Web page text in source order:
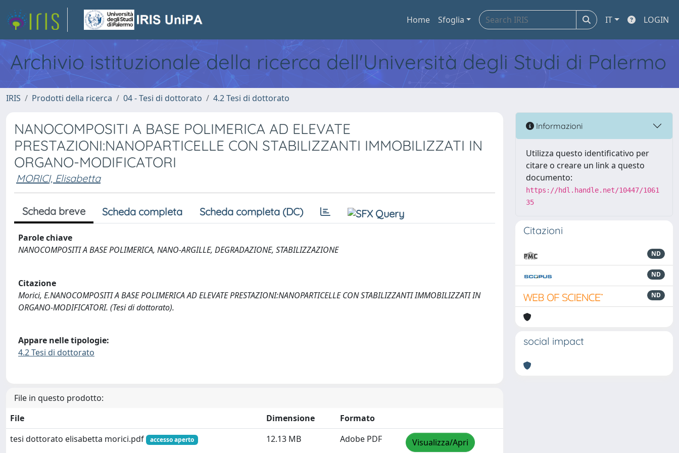
Home Sfoglia IT LOGIN
Archivio istituzionale della ricerca dell'Università degli Studi di Palermo
IRIS Prodotti della ricerca 04 - Tesi di dottorato 4.2 Tesi di dottorato
NANOCOMPOSITI A BASE POLIMERICA AD ELEVATE
PRESTAZIONI:NANOPARTICELLE CON STABILIZZANTI IMMOBILIZZATI IN
ORGANO-MODIFICATORI
MORICI, Elisabetta
Scheda breve Scheda completa Scheda completa (DC)
Parole chiave
NANOCOMPOSITI A BASE POLIMERICA, NANO-ARGILLE, DEGRADAZIONE, STABILIZZAZIONE
Citazione
Morici, E.NANOCOMPOSITI A BASE POLIMERICA AD ELEVATE PRESTAZIONI:NANOPARTICELLE CON STABILIZZANTI IMMOBILIZZATI IN
ORGANO-MODIFICATORI. (Tesi di dottorato).
Appare nelle tipologie:
4.2 Tesi di dottorato
File in questo prodotto:
File
Dimensione
Formato
tesi dottorato elisabetta morici.pdf
accesso aperto 12.13 MB Adobe PDF Visualizza/Apri
Informazioni
Utilizza questo identificativo per
citare o creare un link a questo
documento:
https://hdl.handle.net/10447/1061
35
Citazioni
ND
ND
ND
social impact